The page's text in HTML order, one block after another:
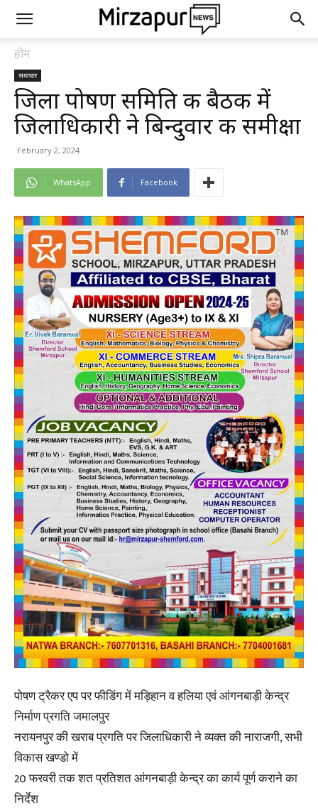
होम
समाचार
जिला पोषण समिति की बैठक में
जिलाधिकारी ने बिन्दुवार की समीक्षा
February 2, 2024
WhatsApp Facebook
पोषण ट्रैकर एप पर फीडिंग में मड़िहान व हलिया एवं आंगनबाड़ी केन्द्र
निर्माण प्रगति जमालपुर
नरायनपुर की खराब प्रगति पर जिलाधिकारी ने व्यक्त की नाराजगी, सभी
विकास खण्डो में
20 फरवरी तक शत प्रतिशत आंगनबाड़ी केन्द्र का कार्य पूर्ण कराने का
निर्देश